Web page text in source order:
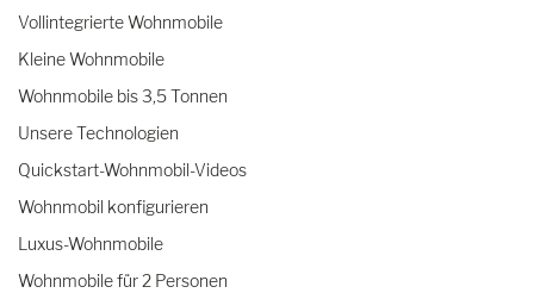
Vollintegrierte Wohnmobile
Kleine Wohnmobile
Wohnmobile bis 3,5 Tonnen
Unsere Technologien
Quickstart-Wohnmobil-Videos
Wohnmobil konfigurieren
Luxus-Wohnmobile
Wohnmobile für 2 Personen